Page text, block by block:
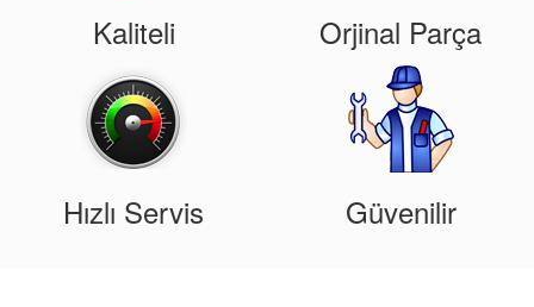
Kaliteli Orjinal Parça
Hızlı Servis Güvenilir